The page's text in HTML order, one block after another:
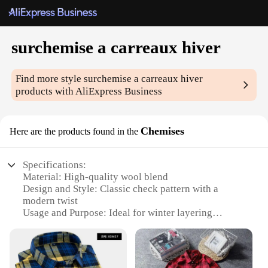
surchemise a carreaux hiver
Find more stylesurchemise a carreaux hiver
products with AliExpress Business
Here are the products found in the Chemises
Specifications:
Material: High-quality wool blend
Design and Style: Classic check pattern with a
modern twist
Usage and Purpose: Ideal for winter layering
Performance and Property: Warm, breathable, and
durable
Parts and Accessories: Comes as a set with matching